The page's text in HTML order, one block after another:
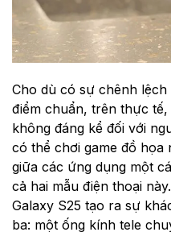
Cho dù có sự chênh
điểm chuẩn, trên thực
không đáng kể đối với
có thể chơi game đồ họa
giữa các ứng dụng một
cả hai mẫu điện thoại
Galaxy S25 tạo ra sự
ba: một ống kính tele